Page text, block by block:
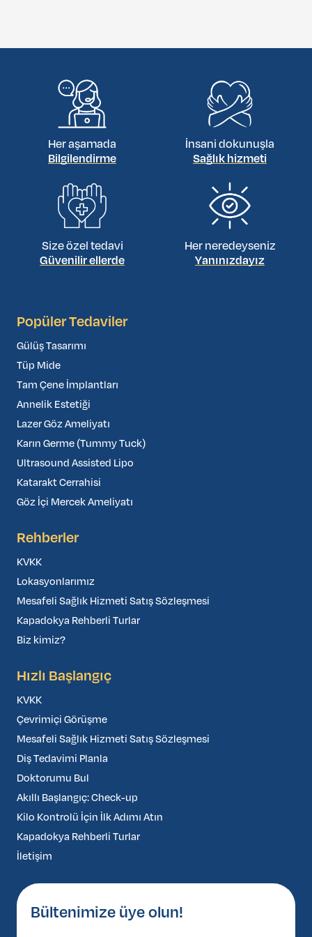
Her aşamada
Bilgilendirme
İnsani dokunuşla
Sağlık hizmeti
Size özel tedavi
Güvenilir ellerde
Her neredeyseniz
Yanınızdayız
Popüler Tedaviler
Gülüş Tasarımı
Tüp Mide
Tam Çene İmplantları
Annelik Estetiği
Lazer Göz Ameliyatı
Karın Germe (Tummy Tuck)
Ultrasound Assisted Lipo
Katarakt Cerrahisi
Göz İçi Mercek Ameliyatı
Rehberler
KVKK
Lokasyonlarımız
Mesafeli Sağlık Hizmeti Satış Sözleşmesi
Kapadokya Rehberli Turlar
Biz kimiz?
Hızlı Başlangıç
KVKK
Çevrimiçi Görüşme
Mesafeli Sağlık Hizmeti Satış Sözleşmesi
Diş Tedavimi Planla
Doktorumu Bul
Akıllı Başlangıç: Check-up
Kilo Kontrolü İçin İlk Adımı Atın
Kapadokya Rehberli Turlar
İletişim
Bültenimize üye olun!